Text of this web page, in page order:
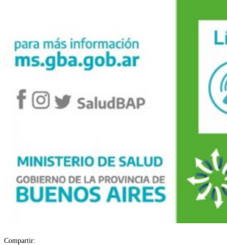
Compartir: